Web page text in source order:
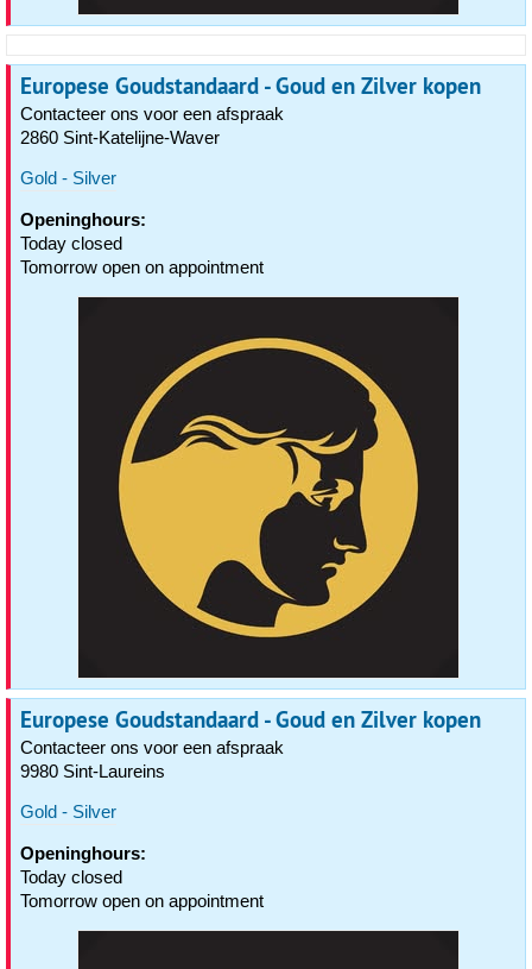
Europese Goudstandaard - Goud en Zilver kopen
Contacteer ons voor een afspraak
2860 Sint-Katelijne-Waver
Gold - Silver
Openinghours:
Today closed
Tomorrow open on appointment
Europese Goudstandaard - Goud en Zilver kopen
Contacteer ons voor een afspraak
9980 Sint-Laureins
Gold - Silver
Openinghours:
Today closed
Tomorrow open on appointment